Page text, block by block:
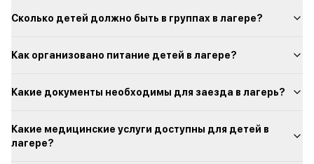
Сколько детей должно быть в группах в лагере?
Как организовано питание детей в лагере?
Какие документы необходимы для заезда в лагерь?
Какие медицинские услуги доступны для детей в
лагере?